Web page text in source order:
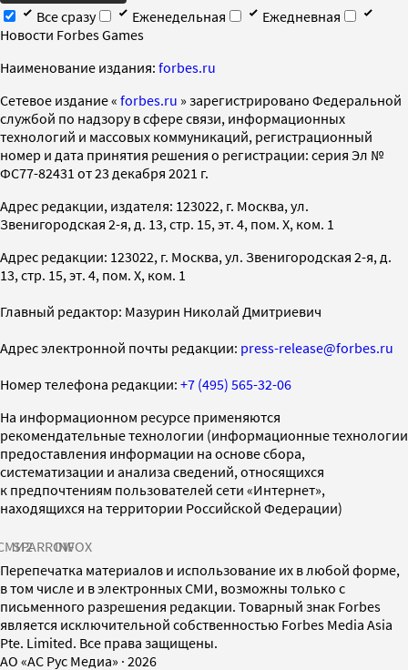
Все сразу
Еженедельная
Ежедневная
Новости Forbes Games
Наименование издания: forbes.ru
Cетевое издание « forbes.ru » зарегистрировано Федеральной
службой по надзору в сфере связи, информационных
технологий и массовых коммуникаций, регистрационный
номер и дата принятия решения о регистрации: серия Эл №
ФС77-82431 от 23 декабря 2021 г.
Адрес редакции, издателя: 123022, г. Москва, ул.
Звенигородская 2-я, д. 13, стр. 15, эт. 4, пом. X, ком. 1
Адрес редакции: 123022, г. Москва, ул. Звенигородская 2-я, д.
13, стр. 15, эт. 4, пом. X, ком. 1
Главный редактор: Мазурин Николай Дмитриевич
Адрес электронной почты редакции: press-release@forbes.ru
Номер телефона редакции: +7 (495) 565-32-06
На информационном ресурсе применяются
рекомендательные технологии (информационные технологии
предоставления информации на основе сбора,
систематизации и анализа сведений, относящихся
к предпочтениям пользователей сети «Интернет»,
находящихся на территории Российской Федерации)
SPARROWINFOX
Перепечатка материалов и использование их в любой форме,
в том числе и в электронных СМИ, возможны только с
письменного разрешения редакции. Товарный знак Forbes
является исключительной собственностью Forbes Media Asia
Pte. Limited. Все права защищены.
AO «АС Рус Медиа» · 2026